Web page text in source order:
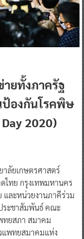
ยทั้งภาครัฐ
ป้องกันโรคพิษ
2020)
ลัยเกษตรศาสตร์
ไทย กรุงเทพมหานคร
ละหน่วยงานภาคีร่วม
ระชาสัมพันธ์ คณะ
ยสภา สมาคม
แพทยสมาคมแห่ง